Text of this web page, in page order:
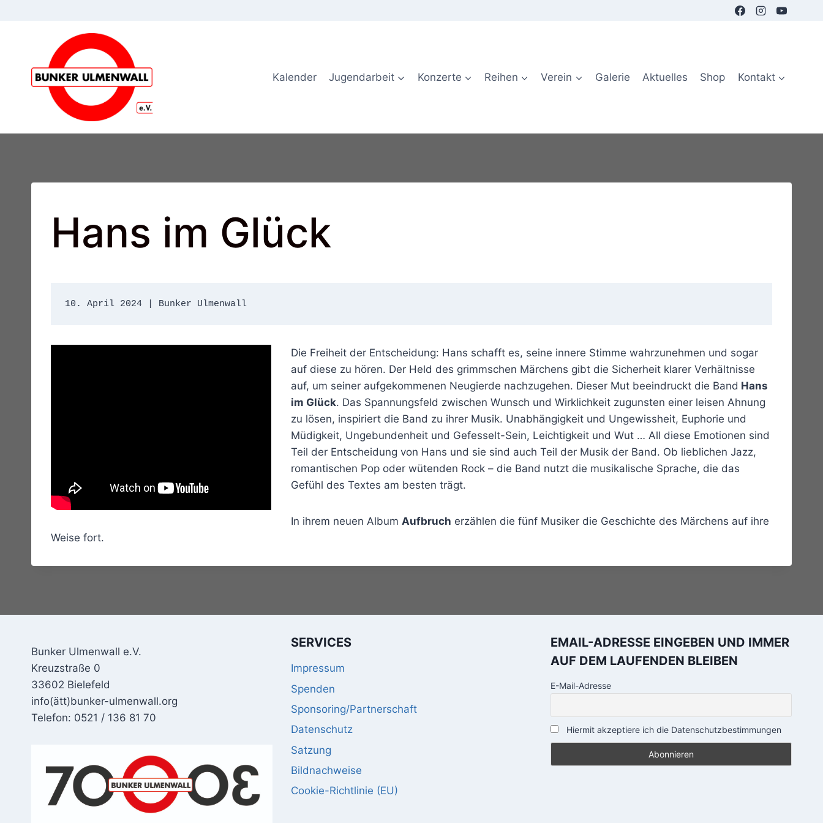
Kalender Jugendarbeit Konzerte Reihen Verein Galerie Aktuelles Shop Kontakt
Hans im Glück
10. April 2024 | Bunker Ulmenwall
Die Freiheit der Entscheidung: Hans schafft es, seine innere Stimme wahrzunehmen und sogar
auf diese zu hören. Der Held des grimmschen Märchens gibt die Sicherheit klarer Verhältnisse
auf, um seiner aufgekommenen Neugierde nachzugehen. Dieser Mut beeindruckt die Band Hans
im Glück. Das Spannungsfeld zwischen Wunsch und Wirklichkeit zugunsten einer leisen Ahnung
zu lösen, inspiriert die Band zu ihrer Musik. Unabhängigkeit und Ungewissheit, Euphorie und
Müdigkeit, Ungebundenheit und Gefesselt-Sein, Leichtigkeit und Wut … All diese Emotionen sind
Teil der Entscheidung von Hans und sie sind auch Teil der Musik der Band. Ob lieblichen Jazz,
romantischen Pop oder wütenden Rock – die Band nutzt die musikalische Sprache, die das
Gefühl des Textes am besten trägt.
In ihrem neuen Album Aufbruch erzählen die fünf Musiker die Geschichte des Märchens auf ihre
Weise fort.
Bunker Ulmenwall e.V.
Kreuzstraße 0
33602 Bielefeld
info(ätt)bunker-ulmenwall.org
Telefon: 0521 / 136 81 70
SERVICES
Impressum
Spenden
Sponsoring/Partnerschaft
Datenschutz
Satzung
Bildnachweise
Cookie-Richtlinie (EU)
EMAIL-ADRESSE EINGEBEN UND IMMER
AUF DEM LAUFENDEN BLEIBEN
E-Mail-Adresse
Hiermit akzeptiere ich die Datenschutzbestimmungen